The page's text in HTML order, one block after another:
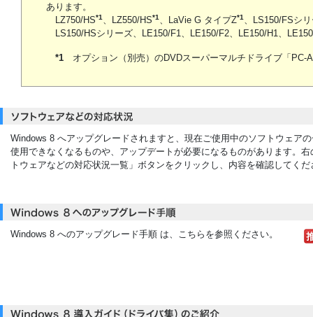
あります。
LZ750/HS*1 、LZ550/HS*1 、LaVie G タイプZ*1
、LS150/FSシ
LS150/HSシリーズ、LE150/F1、LE150/F2、LE150/H1、
*1 オプション（別売）のDVDスーパーマルチドライブ「PC-
Windows 8 へアップグレードされますと、現在ご使用中のソフトウェア
使用できなくなるものや、アップデートが必要になるものがあります。右
トウェアなどの対応状況一覧」ボタンをクリックし、内容を確認してくだ
Windows 8 へのアップグレード手順 は、こちらを参照ください。